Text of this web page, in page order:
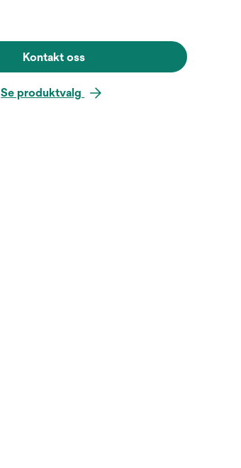
Kontakt oss
Se produktvalg